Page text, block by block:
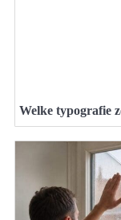
Welke typografie